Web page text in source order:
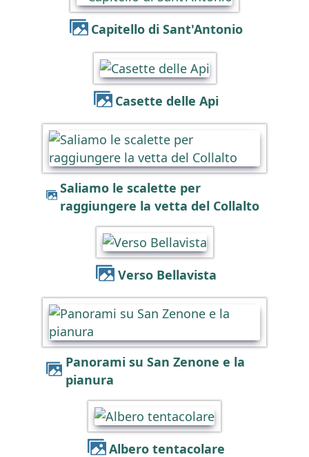
Capitello di Sant'Antonio
Casette delle Api
Saliamo le scalette per
raggiungere la vetta del Collalto
Verso Bellavista
Panorami su San Zenone e la
pianura
Albero tentacolare